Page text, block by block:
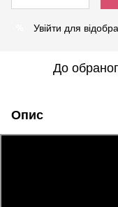
Увійти для
До
Опис